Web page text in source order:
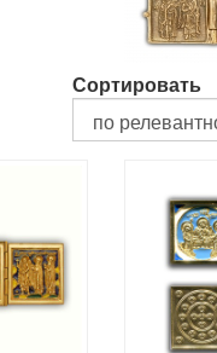
Сортировать